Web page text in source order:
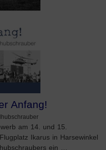
Anfang!
am 14. und 15.
Ikarus in Harsewinkel
ein …